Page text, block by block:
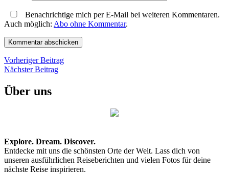
Benachrichtige mich per E-Mail bei weiteren Kommentaren.
Auch möglich: Abo ohne Kommentar.
Beitragsnavigation
Vorheriger BeitragVorheriger
Nächster BeitragNächster
Über uns
Explore. Dream. Discover.
Entdecke mit uns die schönsten Orte der Welt. Lass dich von
unseren ausführlichen Reiseberichten und vielen Fotos für deine
nächste Reise inspirieren.